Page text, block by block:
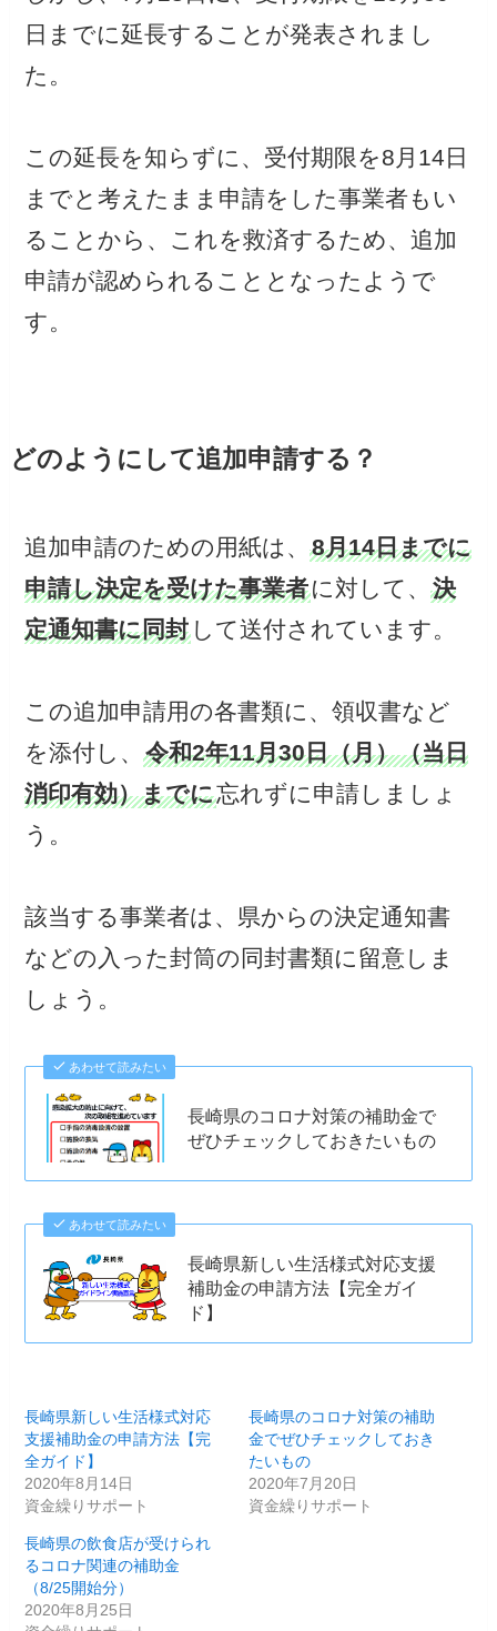
日までに延長することが発表されまし
た。
この延長を知らずに、受付期限を8月14日
までと考えたまま申請をした事業者もい
ることから、これを救済するため、追加
申請が認められることとなったようで
す。
どのようにして追加申請する？
追加申請のための用紙は、8月14日までに
申請し決定を受けた事業者に対して、決
定通知書に同封 して送付されています。
この追加申請用の各書類に、領収書など
を添付し、令和2年11月30日（月）（当日
消印有効）までに忘れずに申請しましょ
う。
該当する事業者は、県からの決定通知書
などの入った封筒の同封書類に留意しま
しょう。
あわせて読みたい
長崎県のコロナ対策の補助金で
ぜひチェックしておきたいもの
あわせて読みたい
長崎県新しい生活様式対応支援
補助金の申請方法【完全ガイ
ド】
長崎県新しい生活様式対応
支援補助金の申請方法【完
全ガイド】
2020年8月14日
資金繰りサポート
長崎県のコロナ対策の補助
金でぜひチェックしておき
たいもの
2020年7月20日
資金繰りサポート
長崎県の飲食店が受けられ
るコロナ関連の補助金
（8/25開始分）
2020年8月25日